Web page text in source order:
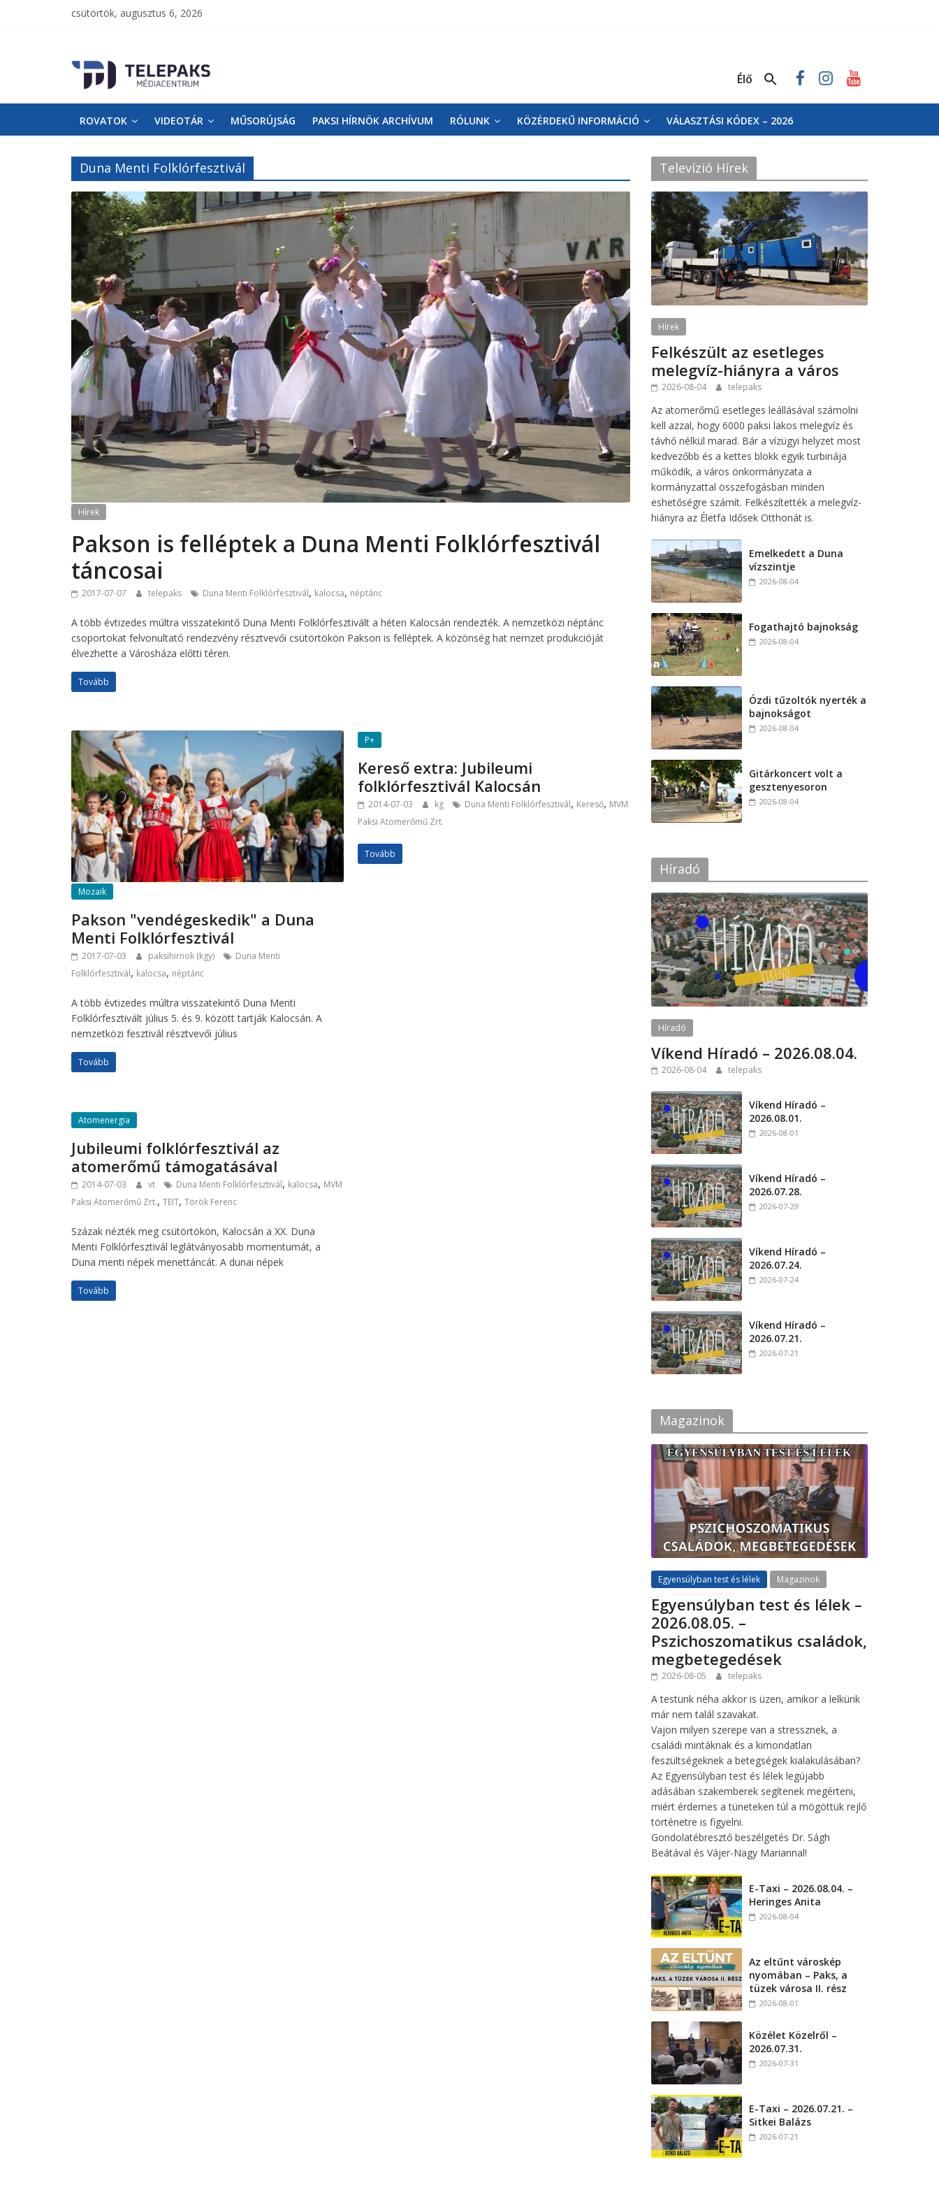
csütörtök, augusztus 6, 2026
TelePaks
Médiacentrum
TelePaks
Kistérségi
Televízió
honlapja
Élő
ROVATOK VIDEOTÁR MŰSORÚJSÁG PAKSI HÍRNÖK ARCHÍVUM RÓLUNK KÖZÉRDEKŰ INFORMÁCIÓ VÁLASZTÁSI KÓDEX – 2026
Duna Menti Folklórfesztivál
Hírek
Pakson is felléptek a Duna Menti Folklórfesztivál
táncosai
2017-07-07 telepaks Duna Menti Folklórfesztivál, kalocsa, néptánc
A több évtizedes múltra visszatekintő Duna Menti Folklórfesztivált a héten Kalocsán rendezték. A nemzetközi néptánc
csoportokat felvonultató rendezvény résztvevői csütörtökön Pakson is felléptek. A közönség hat nemzet produkcióját
élvezhette a Városháza előtti téren.
Tovább
Mozaik
Pakson "vendégeskedik" a Duna
Menti Folklórfesztivál
2017-07-03 paksihirnok (kgy)
Duna Menti
Folklórfesztivál, kalocsa, néptánc
A több évtizedes múltra visszatekintő Duna Menti
Folklórfesztivált július 5. és 9. között tartják Kalocsán. A
nemzetközi fesztivál résztvevői július
Tovább
P+
Kereső extra: Jubileumi
folklórfesztivál Kalocsán
2014-07-03 kg Duna Menti Folklórfesztivál, Kereső, MVM
Paksi Atomerőmű Zrt.
Tovább
Atomenergia
Jubileumi folklórfesztivál az
atomerőmű támogatásával
2014-07-03 vt Duna Menti Folklórfesztivál, kalocsa, MVM
Paksi Atomerőmű Zrt., TEIT, Török Ferenc
Százak nézték meg csütörtökön, Kalocsán a XX. Duna
Menti Folklórfesztivál leglátványosabb momentumát, a
Duna menti népek menettáncát. A dunai népek
Tovább
Televízió Hírek
Hírek
Felkészült az esetleges
melegvíz-hiányra a város
2026-08-04 telepaks
Az atomerőmű esetleges leállásával számolni
kell azzal, hogy 6000 paksi lakos melegvíz és
távhő nélkül marad. Bár a vízügyi helyzet most
kedvezőbb és a kettes blokk egyik turbinája
működik, a város önkormányzata a
kormányzattal összefogásban minden
eshetőségre számít. Felkészítették a melegvíz-
hiányra az Életfa Idősek Otthonát is.
Emelkedett a Duna
vízszintje
2026-08-04
Fogathajtó bajnokság
2026-08-04
Ózdi tűzoltók nyerték a
bajnokságot
2026-08-04
Gitárkoncert volt a
gesztenyesoron
2026-08-04
Híradó
Híradó
Víkend Híradó – 2026.08.04.
2026-08-04 telepaks
Víkend Híradó –
2026.08.01.
2026-08-01
Víkend Híradó –
2026.07.28.
2026-07-29
Víkend Híradó –
2026.07.24.
2026-07-24
Víkend Híradó –
2026.07.21.
2026-07-21
Magazinok
Egyensúlyban test és lélek Magazinok
Egyensúlyban test és lélek –
2026.08.05. –
Pszichoszomatikus családok,
megbetegedések
2026-08-05 telepaks
A testünk néha akkor is üzen, amikor a lelkünk
már nem talál szavakat.
Vajon milyen szerepe van a stressznek, a
családi mintáknak és a kimondatlan
feszültségeknek a betegségek kialakulásában?
Az Egyensúlyban test és lélek legújabb
adásában szakemberek segítenek megérteni,
miért érdemes a tüneteken túl a mögöttük rejlő
történetre is figyelni.
Gondolatébresztő beszélgetés Dr. Ságh
Beátával és Vájer-Nagy Mariannal!
E-Taxi – 2026.08.04. –
Heringes Anita
2026-08-04
Az eltűnt városkép
nyomában – Paks, a
tüzek városa II. rész
2026-08-01
Közélet Közelről –
2026.07.31.
2026-07-31
E-Taxi – 2026.07.21. –
Sitkei Balázs
2026-07-21